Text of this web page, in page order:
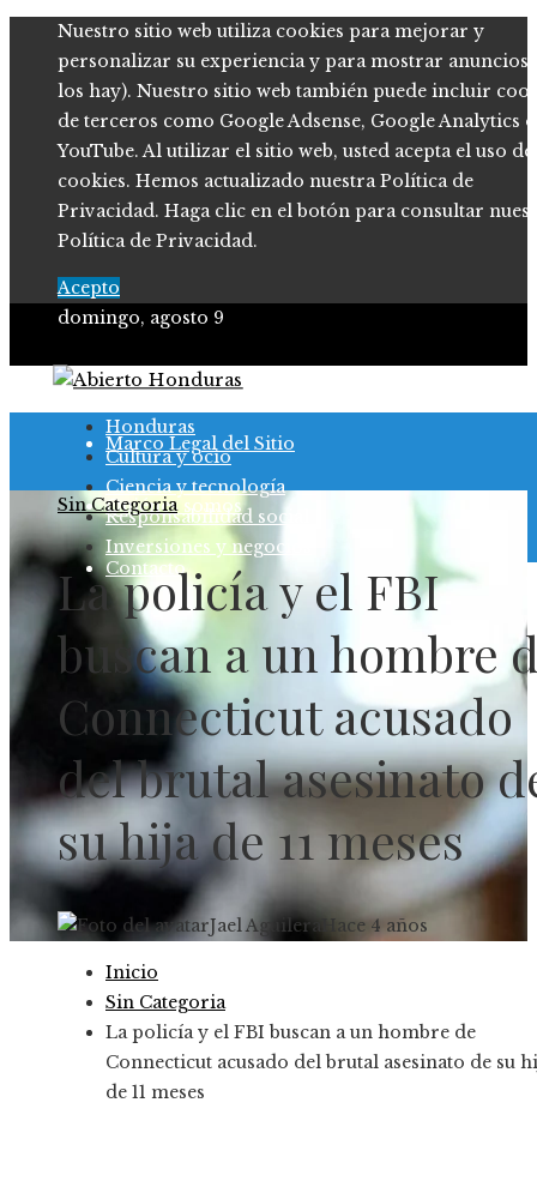
Nuestro sitio web utiliza cookies para mejorar y
personalizar su experiencia y para mostrar anuncios
los hay). Nuestro sitio web también puede incluir
de terceros como Google Adsense, Google Analytics o
YouTube. Al utilizar el sitio web, usted acepta el uso de
cookies. Hemos actualizado nuestra Política de
Privacidad. Haga clic en el botón para consultar
Política de Privacidad.
Acepto
domingo, agosto 9
Política de Privacidad
Marco Legal del Sitio
Quiénes somos
Contacto
Honduras
Cultura y ocio
Ciencia y tecnología
Responsabilidad social
Inversiones y negocios
Sin Categoria
La policía y el FBI
buscan a un hombre
Connecticut acusado
del brutal asesinato
su hija de 11 meses
Jael Aguilera Hace 4 años
Inicio
Sin Categoria
La policía y el FBI buscan a un hombre de
Connecticut acusado del brutal asesinato de su
de 11 meses